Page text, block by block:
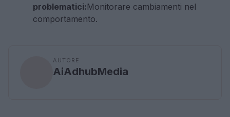
problematici: Monitorare cambiamenti nel
comportamento.
AUTORE
AiAdhubMedia